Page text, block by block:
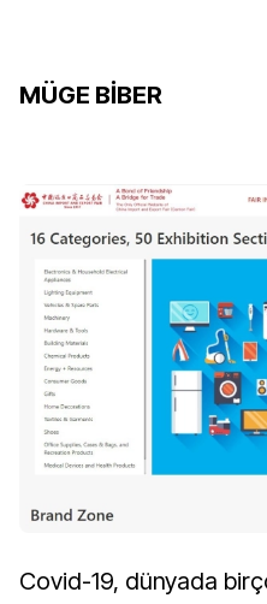
MÜGE BİBER
Covid-19, dünyada